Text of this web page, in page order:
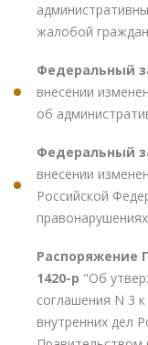
жалобой
Федеральный
внесении
об
Федеральный
внесении
Российской
Распоряжение
1420-р "Об
соглашения N 3
внутренних дел